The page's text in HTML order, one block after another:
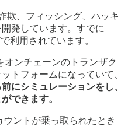
欺、フィッシング、ハッキ
発しています。すでに
利用されています。
オンチェーンのトランザク
トフォームになっていて、
にシミュレーションをし、
できます。
ントが乗っ取られたとき